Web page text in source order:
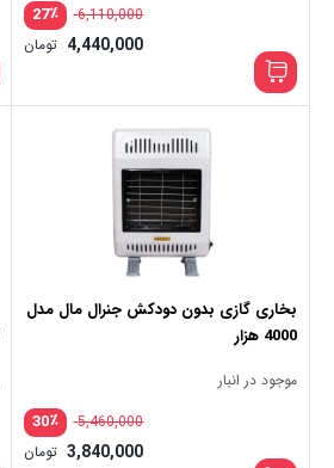
٪27 6,110,000
4,440,000 تومان
بخاری گازی بدون دودکش جنرال مال مدل
4000 هزار
موجود در انبار
٪30 5,460,000
3,840,000 تومان